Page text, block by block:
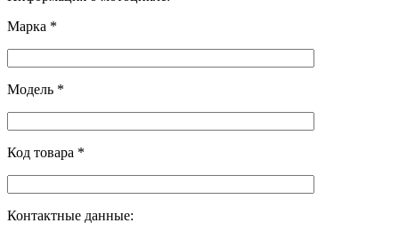
Марка *
Модель *
Код товара *
Контактные данные: